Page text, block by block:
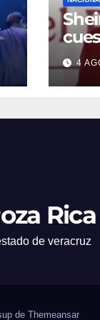
4
Rica
de veracruz
de Themeansar